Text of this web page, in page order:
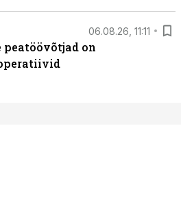
06.08.26, 11:11
peatöövõtjad on